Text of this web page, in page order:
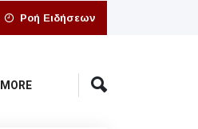
Ροή Ειδήσεων
MORE